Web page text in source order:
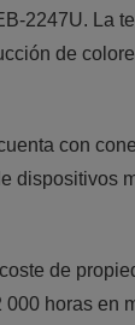
2247U. La
de
con
dispositivos
de
horas en